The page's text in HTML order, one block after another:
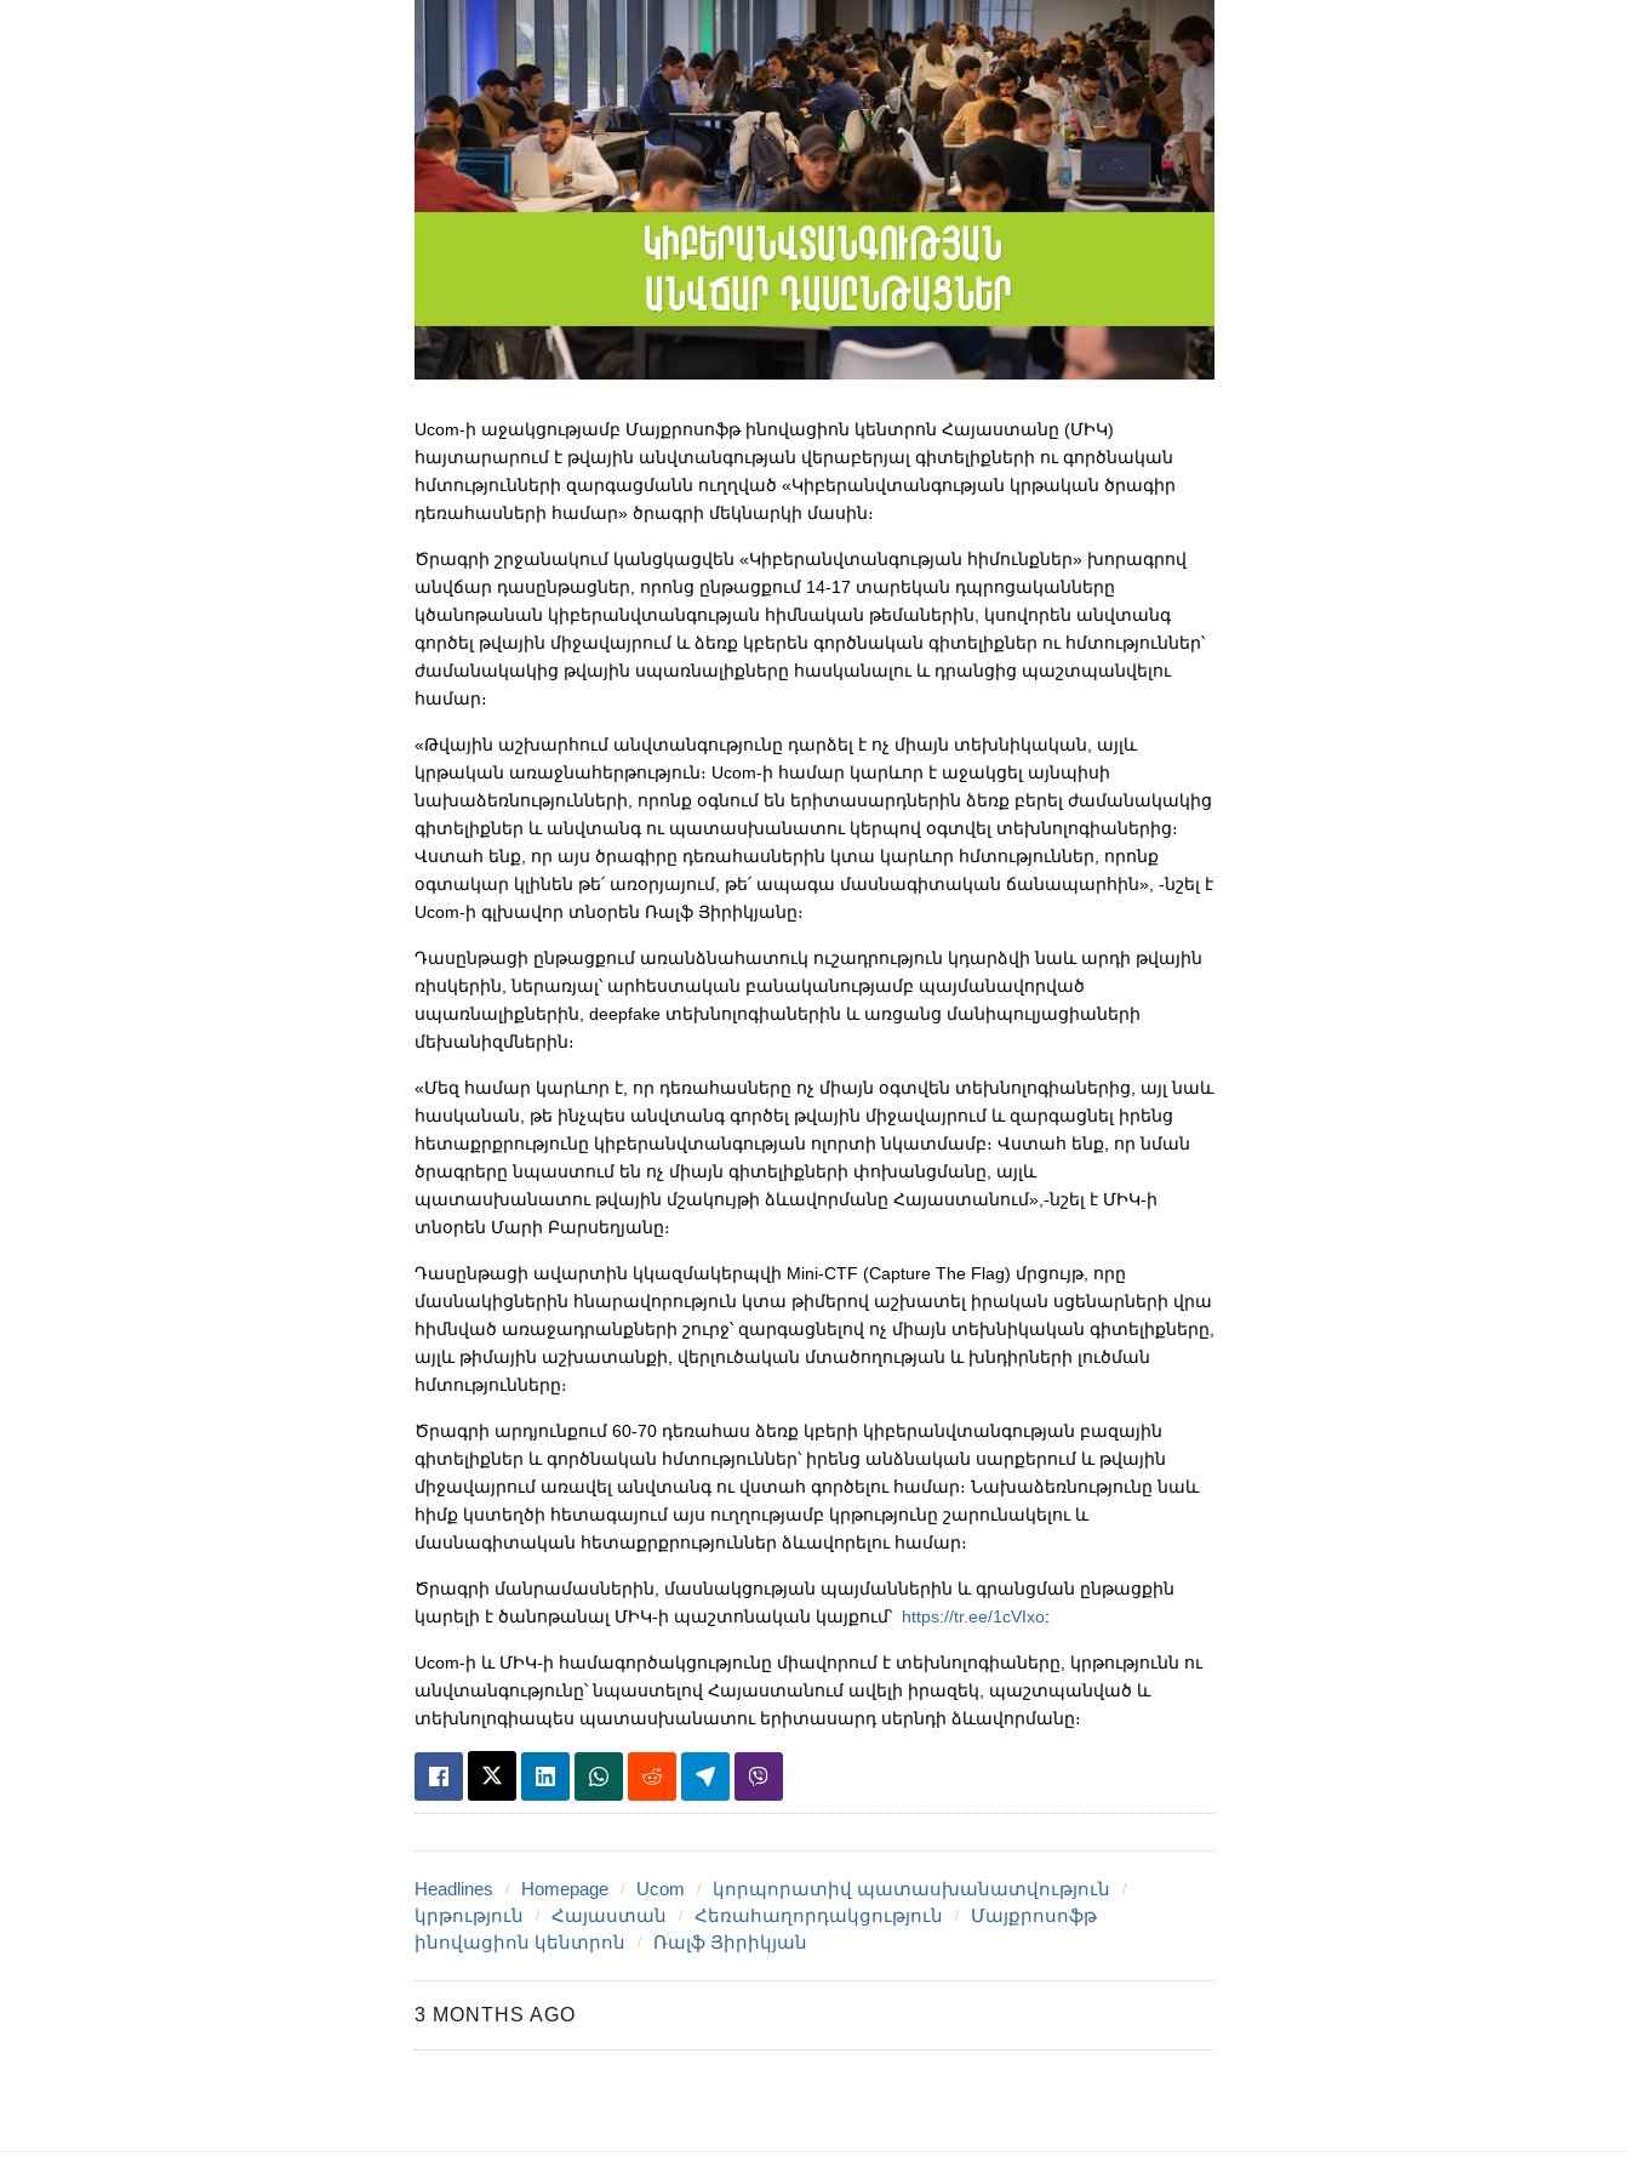
Ucom-ի աջակցությամբ Մայքրոսոֆթ ինովացիոն կենտրոն Հայաստանը (ՄԻԿ)
հայտարարում է թվային անվտանգության վերաբերյալ գիտելիքների ու գործնական
հմտությունների զարգացմանն ուղղված «Կիբերանվտանգության կրթական ծրագիր
դեռահասների համար» ծրագրի մեկնարկի մասին։
Ծրագրի շրջանակում կանցկացվեն «Կիբերանվտանգության հիմունքներ» խորագրով
անվճար դասընթացներ, որոնց ընթացքում 14-17 տարեկան դպրոցականները
կծանոթանան կիբերանվտանգության հիմնական թեմաներին, կսովորեն անվտանգ
գործել թվային միջավայրում և ձեռք կբերեն գործնական գիտելիքներ ու հմտություններ՝
ժամանակակից թվային սպառնալիքները հասկանալու և դրանցից պաշտպանվելու
համար։
«Թվային աշխարհում անվտանգությունը դարձել է ոչ միայն տեխնիկական, այլև
կրթական առաջնահերթություն։ Ucom-ի համար կարևոր է աջակցել այնպիսի
նախաձեռնությունների, որոնք օգնում են երիտասարդներին ձեռք բերել ժամանակակից
գիտելիքներ և անվտանգ ու պատասխանատու կերպով օգտվել տեխնոլոգիաներից։
Վստահ ենք, որ այս ծրագիրը դեռահասներին կտա կարևոր հմտություններ, որոնք
օգտակար կլինեն թե՛ առօրյայում, թե՛ ապագա մասնագիտական ճանապարհին», -նշել է
Ucom-ի գլխավոր տնօրեն Ռալֆ Յիրիկյանը։
Դասընթացի ընթացքում առանձնահատուկ ուշադրություն կդարձվի նաև արդի թվային
ռիսկերին, ներառյալ՝ արհեստական բանականությամբ պայմանավորված
սպառնալիքներին, deepfake տեխնոլոգիաներին և առցանց մանիպուլյացիաների
մեխանիզմներին։
«Մեզ համար կարևոր է, որ դեռահասները ոչ միայն օգտվեն տեխնոլոգիաներից, այլ նաև
հասկանան, թե ինչպես անվտանգ գործել թվային միջավայրում և զարգացնել իրենց
հետաքրքրությունը կիբերանվտանգության ոլորտի նկատմամբ։ Վստահ ենք, որ նման
ծրագրերը նպաստում են ոչ միայն գիտելիքների փոխանցմանը, այլև
պատասխանատու թվային մշակույթի ձևավորմանը Հայաստանում»,-նշել է ՄԻԿ-ի
տնօրեն Մարի Բարսեղյանը։
Դասընթացի ավարտին կկազմակերպվի Mini-CTF (Capture The Flag) մրցույթ, որը
մասնակիցներին հնարավորություն կտա թիմերով աշխատել իրական սցենարների վրա
հիմնված առաջադրանքների շուրջ՝ զարգացնելով ոչ միայն տեխնիկական գիտելիքները,
այլև թիմային աշխատանքի, վերլուծական մտածողության և խնդիրների լուծման
հմտությունները։
Ծրագրի արդյունքում 60-70 դեռահաս ձեռք կբերի կիբերանվտանգության բազային
գիտելիքներ և գործնական հմտություններ՝ իրենց անձնական սարքերում և թվային
միջավայրում առավել անվտանգ ու վստահ գործելու համար։ Նախաձեռնությունը նաև
հիմք կստեղծի հետագայում այս ուղղությամբ կրթությունը շարունակելու և
մասնագիտական հետաքրքրություններ ձևավորելու համար։
Ծրագրի մանրամասներին, մասնակցության պայմաններին և գրանցման ընթացքին
կարելի է ծանոթանալ ՄԻԿ-ի պաշտոնական կայքում՝ https://tr.ee/1cVIxo:
Ucom-ի և ՄԻԿ-ի համագործակցությունը միավորում է տեխնոլոգիաները, կրթությունն ու
անվտանգությունը՝ նպաստելով Հայաստանում ավելի իրազեկ, պաշտպանված և
տեխնոլոգիապես պատասխանատու երիտասարդ սերնդի ձևավորմանը։
Headlines Homepage Ucom
կորպորատիվ պատասխանատվություն
կրթություն
Հայաստան Հեռահաղորդակցություն
Մայքրոսոֆթ
ինովացիոն կենտրոն
Ռալֆ Յիրիկյան
3 MONTHS AGO